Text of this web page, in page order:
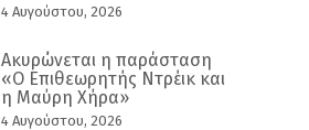
4 Αυγούστου, 2026
Ακυρώνεται η παράσταση
«Ο Επιθεωρητής Ντρέικ και
η Μαύρη Χήρα»
4 Αυγούστου, 2026